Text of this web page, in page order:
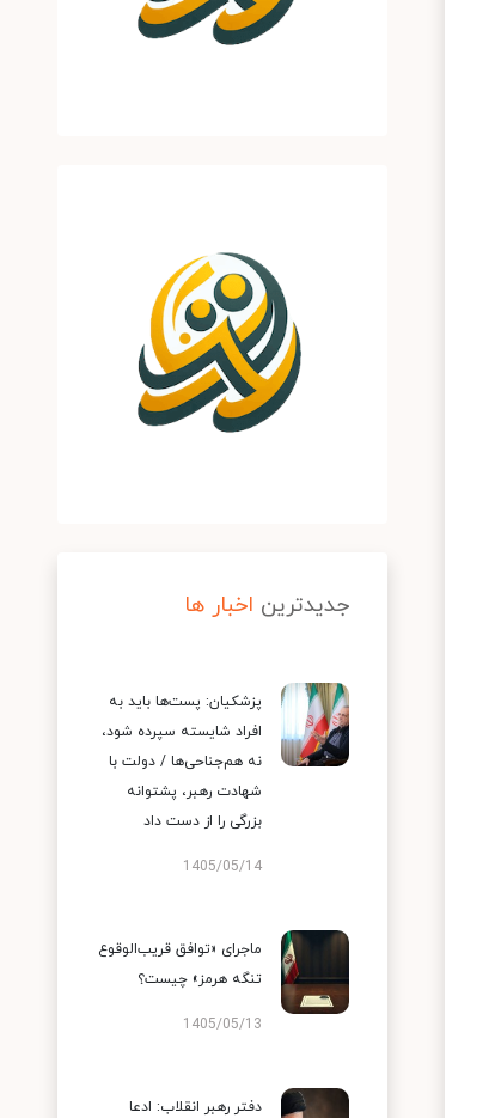
جدیدترین اخبار ها
پزشکیان: پست‌ها باید به
افراد شایسته سپرده شود،
نه هم‌جناحی‌ها / دولت با
شهادت رهبر، پشتوانه
بزرگی را از دست داد
1405/05/14
ماجرای «توافق قریب‌الوقوع
تنگه هرمز» چیست؟
1405/05/13
دفتر رهبر انقلاب: ادعا